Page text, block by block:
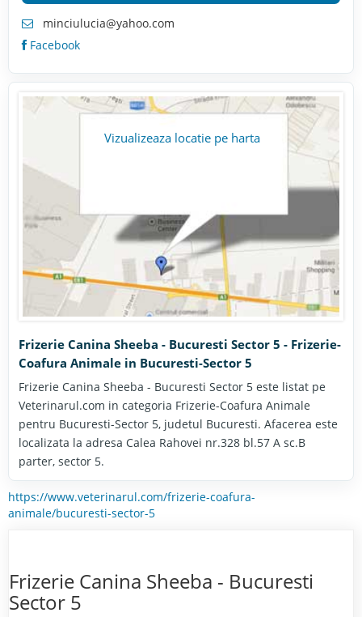
minciulucia@yahoo.com
Facebook
Vizualizeaza locatie pe harta
Frizerie Canina Sheeba - Bucuresti Sector 5 - Frizerie-
Coafura Animale in Bucuresti-Sector 5
Frizerie Canina Sheeba - Bucuresti Sector 5 este listat pe
Veterinarul.com in categoria Frizerie-Coafura Animale
pentru Bucuresti-Sector 5, judetul Bucuresti. Afacerea este
localizata la adresa Calea Rahovei nr.328 bl.57 A sc.B
parter, sector 5.
https://www.veterinarul.com/frizerie-coafura-
animale/bucuresti-sector-5
Frizerie Canina Sheeba - Bucuresti
Sector 5